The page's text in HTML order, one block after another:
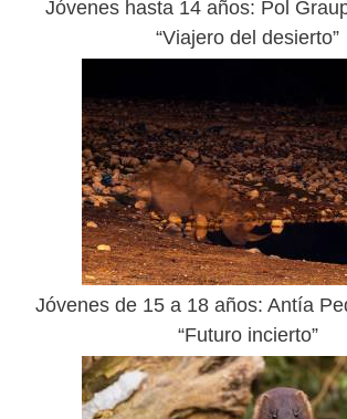
Jóvenes hasta 14 años: Pol
“Viajero del desierto”
Jóvenes de 15 a 18 años: Antía
“Futuro incierto”